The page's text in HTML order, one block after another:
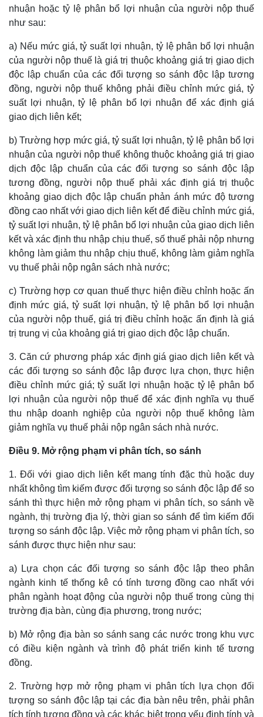
nhuận hoặc tỷ lệ phân bổ lợi nhuận của người nộp thuế
như sau:
a) Nếu mức giá, tỷ suất lợi nhuận, tỷ lệ phân bổ lợi nhuận
của người nộp thuế là giá trị thuộc khoảng giá trị giao dịch
độc lập chuẩn của các đối tượng so sánh độc lập tương
đồng, người nộp thuế không phải điều chỉnh mức giá, tỷ
suất lợi nhuận, tỷ lệ phân bổ lợi nhuận để xác định giá
giao dịch liên kết;
b) Trường hợp mức giá, tỷ suất lợi nhuận, tỷ lệ phân bổ lợi
nhuận của người nộp thuế không thuộc khoảng giá trị giao
dịch độc lập chuẩn của các đối tượng so sánh độc lập
tương đồng, người nộp thuế phải xác định giá trị thuộc
khoảng giao dịch độc lập chuẩn phản ánh mức độ tương
đồng cao nhất với giao dịch liên kết để điều chỉnh mức giá,
tỷ suất lợi nhuận, tỷ lệ phân bổ lợi nhuận của giao dịch liên
kết và xác định thu nhập chịu thuế, số thuế phải nộp nhưng
không làm giảm thu nhập chịu thuế, không làm giảm nghĩa
vụ thuế phải nộp ngân sách nhà nước;
c) Trường hợp cơ quan thuế thực hiện điều chỉnh hoặc ấn
định mức giá, tỷ suất lợi nhuận, tỷ lệ phân bổ lợi nhuận
của người nộp thuế, giá trị điều chỉnh hoặc ấn định là giá
trị trung vị của khoảng giá trị giao dịch độc lập chuẩn.
3. Căn cứ phương pháp xác định giá giao dịch liên kết và
các đối tượng so sánh độc lập được lựa chọn, thực hiện
điều chỉnh mức giá; tỷ suất lợi nhuận hoặc tỷ lệ phân bổ
lợi nhuận của người nộp thuế để xác định nghĩa vụ thuế
thu nhập doanh nghiệp của người nộp thuế không làm
giảm nghĩa vụ thuế phải nộp ngân sách nhà nước.
Điều 9. Mở rộng phạm vi phân tích, so sánh
1. Đối với giao dịch liên kết mang tính đặc thù hoặc duy
nhất không tìm kiếm được đối tượng so sánh độc lập để so
sánh thì thực hiện mở rộng phạm vi phân tích, so sánh về
ngành, thị trường địa lý, thời gian so sánh để tìm kiếm đối
tượng so sánh độc lập. Việc mở rộng phạm vi phân tích, so
sánh được thực hiện như sau:
a) Lựa chọn các đối tượng so sánh độc lập theo phân
ngành kinh tế thống kê có tính tương đồng cao nhất với
phân ngành hoạt động của người nộp thuế trong cùng thị
trường địa bàn, cùng địa phương, trong nước;
b) Mở rộng địa bàn so sánh sang các nước trong khu vực
có điều kiện ngành và trình độ phát triển kinh tế tương
đồng.
2. Trường hợp mở rộng phạm vi phân tích lựa chọn đối
tượng so sánh độc lập tại các địa bàn nêu trên, phải phân
tích tính tương đồng và các khác biệt trọng yếu định tính và